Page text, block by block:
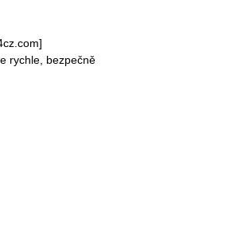
rychle, bezpečně